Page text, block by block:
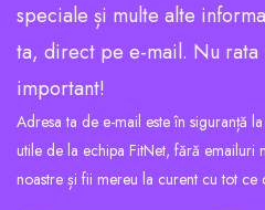
speciale și multe alte
ta, direct pe e-mail. Nu rata
important!
Adresa ta de e-mail este în siguranță
utile de la echipa FitNet, fără emailuri
noastre și fii mereu la curent cu tot ce